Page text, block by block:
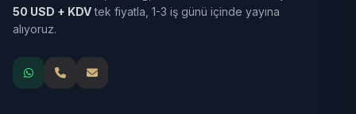
50 USD + KDVtek fiyatla, 1-3 iş günü içinde yayına
alıyoruz.